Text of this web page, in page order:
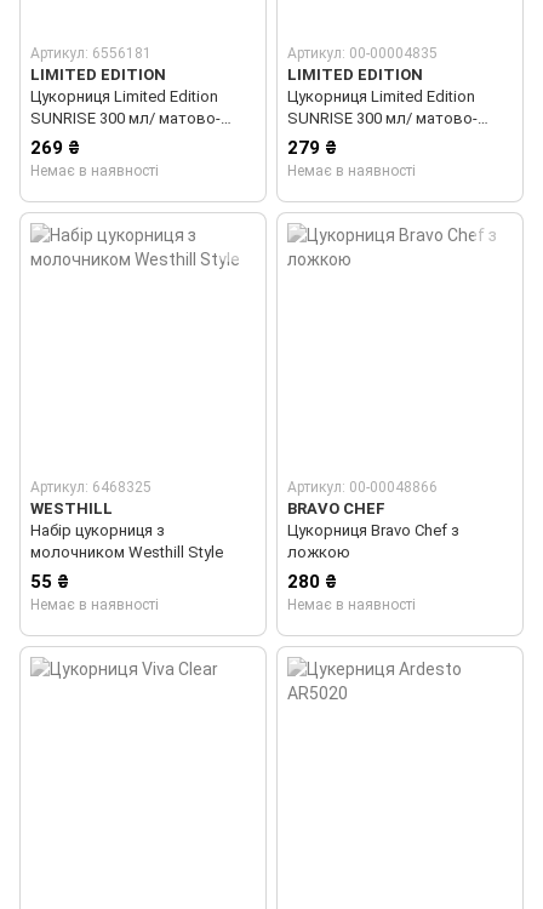
Артикул: 6556181
LIMITED EDITION
Цукорниця Limited Edition
SUNRISE 300 мл/ матово-
лавандовий/в паков
(JH11128-A253)
269 ₴
Немає в наявності
Артикул: 00-00004835
LIMITED EDITION
Цукорниця Limited Edition
SUNRISE 300 мл/ матово-
синій/в паков (JH11128-A380)
279 ₴
Немає в наявності
Артикул: 6468325
WESTHILL
Набір цукорниця з
молочником Westhill Style
55 ₴
Немає в наявності
Артикул: 00-00048866
BRAVO CHEF
Цукорниця Bravo Chef з
ложкою
280 ₴
Немає в наявності